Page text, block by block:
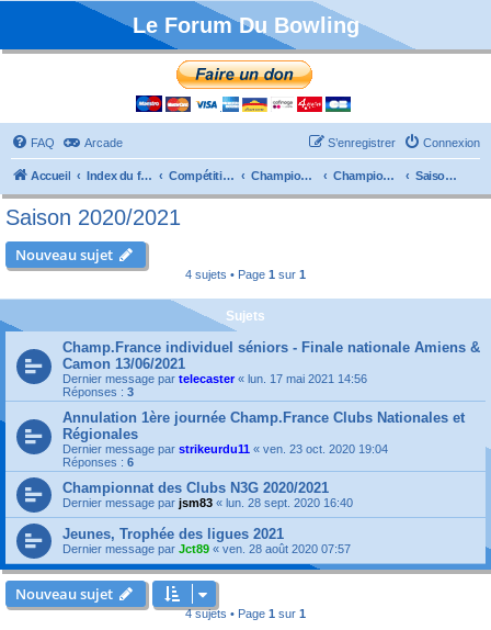
Le Forum Du Bowling
FAQ Arcade Connexion
S’enregistrer
Accueil Index du forum Compétitions Championnats de France Championnat Clubs Saison 2020/2021
Saison 2020/2021
Nouveau sujet
4 sujets • Page 1 sur 1
Sujets
Champ.France individuel séniors - Finale nationale Amiens &
Camon 13/06/2021
Dernier message par telecaster « lun. 17 mai 2021 14:56
Réponses : 3
Annulation 1ère journée Champ.France Clubs Nationales et
Régionales
Dernier message par strikeurdu11 « ven. 23 oct. 2020 19:04
Réponses : 6
Championnat des Clubs N3G 2020/2021
Dernier message par jsm83 « lun. 28 sept. 2020 16:40
Jeunes, Trophée des ligues 2021
Dernier message par Jct89 « ven. 28 août 2020 07:57
Nouveau sujet
4 sujets • Page 1 sur 1